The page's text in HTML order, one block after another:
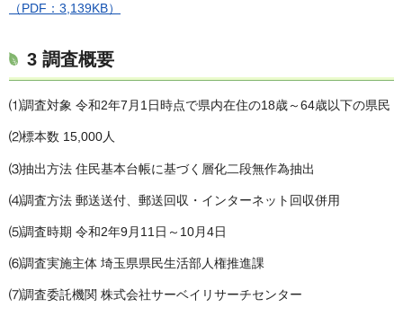
（PDF：3,139KB）
3 調査概要
⑴調査対象 令和2年7月1日時点で県内在住の18歳～64歳以下の県民
⑵標本数 15,000人
⑶抽出方法 住民基本台帳に基づく層化二段無作為抽出
⑷調査方法 郵送送付、郵送回収・インターネット回収併用
⑸調査時期 令和2年9月11日～10月4日
⑹調査実施主体 埼玉県県民生活部人権推進課
⑺調査委託機関 株式会社サーベイリサーチセンター